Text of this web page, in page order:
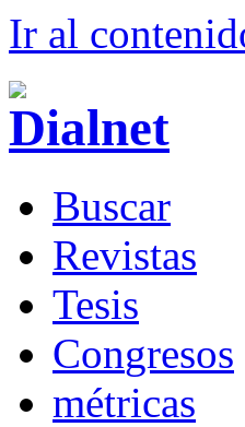
Ir al contenid
Buscar
Revistas
Tesis
Congresos
métricas